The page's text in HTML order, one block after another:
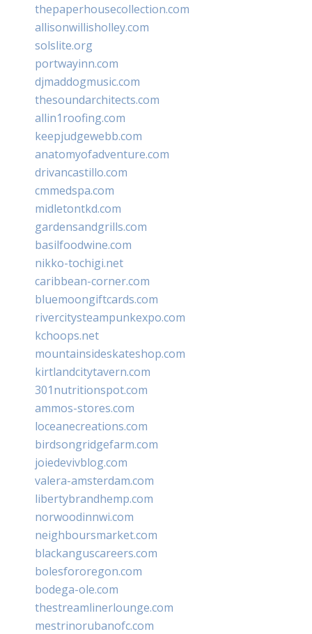
thepaperhousecollection.com
allisonwillisholley.com
solslite.org
portwayinn.com
djmaddogmusic.com
thesoundarchitects.com
allin1roofing.com
keepjudgewebb.com
anatomyofadventure.com
drivancastillo.com
cmmedspa.com
midletontkd.com
gardensandgrills.com
basilfoodwine.com
nikko-tochigi.net
caribbean-corner.com
bluemoongiftcards.com
rivercitysteampunkexpo.com
kchoops.net
mountainsideskateshop.com
kirtlandcitytavern.com
301nutritionspot.com
ammos-stores.com
loceanecreations.com
birdsongridgefarm.com
joiedevivblog.com
valera-amsterdam.com
libertybrandhemp.com
norwoodinnwi.com
neighboursmarket.com
blackanguscareers.com
bolesfororegon.com
bodega-ole.com
thestreamlinerlounge.com
mestrinorubanofc.com